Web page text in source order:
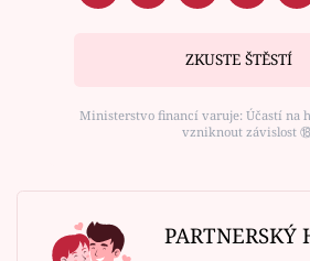
ZKUSTE ŠTĚSTÍ
Ministerstvo financí varuje: Účastí na
vzniknout závislost
PARTNERSKÝ